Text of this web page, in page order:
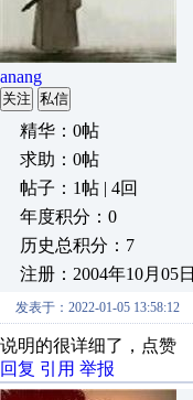
anang
关注 私信
精华：0帖
求助：0帖
帖子：1帖 | 4回
年度积分：0
历史总积分：7
注册：2004年10月05日
发表于：2022-01-05 13:58:12
说明的很详细了，点赞
回复 引用 举报